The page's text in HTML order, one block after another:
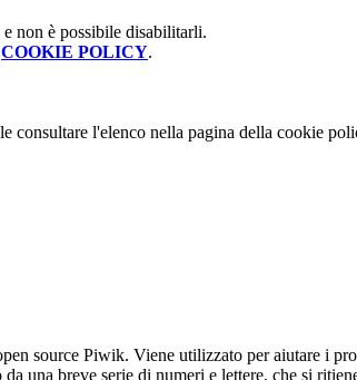
non è possibile disabilitarli.
COOKIE POLICY.
consultare l'elenco nella pagina della cookie
source Piwik. Viene utilizzato per aiutare i
una breve serie di numeri e lettere, che si